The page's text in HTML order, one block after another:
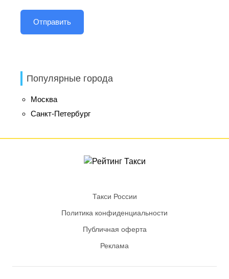
Популярные города
Москва
Санкт-Петербург
Такси России
Политика конфиденциальности
Публичная оферта
Реклама